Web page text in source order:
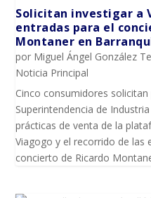
Solicitan investigar a
entradas para el
Montaner en
por Miguel Ángel González
Noticia Principal
Cinco consumidores
Superintendencia de
prácticas de venta de la
Viagogo y el recorrido de las
concierto de Ricardo